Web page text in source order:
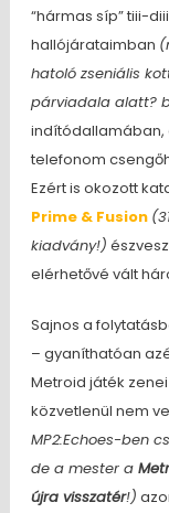
“hármas síp” tiii-
hallójárataimban
hatoló zseniális
párviadala alatt?
indítódallamában,
telefonom
Ezért is okozott
Prime & Fusion
kiadvány!)
elérhetővé vált
Sajnos a
– gyaníthatóan
Metroid játék
közvetlenül nem
MP2:Echoes-ben
de a mester a
újra visszatér!)